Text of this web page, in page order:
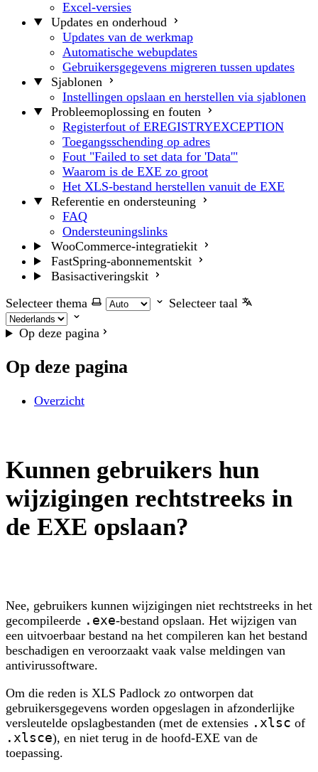
Excel-versies
Updates en onderhoud
Updates van de werkmap
Automatische webupdates
Gebruikersgegevens migreren tussen updates
Sjablonen
Instellingen opslaan en herstellen via sjablonen
Probleemoplossing en fouten
Registerfout of EREGISTRYEXCEPTION
Toegangsschending op adres
Fout "Failed to set data for 'Data'"
Waarom is de EXE zo groot
Het XLS-bestand herstellen vanuit de EXE
Referentie en ondersteuning
FAQ
Ondersteuningslinks
WooCommerce-integratiekit
FastSpring-abonnementskit
Basisactiveringskit
Selecteer thema
Selecteer taal
Op deze pagina
Op deze pagina
Overzicht
Kunnen gebruikers hun
wijzigingen rechtstreeks in
de EXE opslaan?
Nee, gebruikers kunnen wijzigingen niet rechtstreeks in het
gecompileerde .exe-bestand opslaan. Het wijzigen van
een uitvoerbaar bestand na het compileren kan het bestand
beschadigen en veroorzaakt vaak valse meldingen van
antivirussoftware.
Om die reden is XLS Padlock zo ontworpen dat
gebruikersgegevens worden opgeslagen in afzonderlijke
versleutelde opslagbestanden (met de extensies .xlsc of
.xlsce), en niet terug in de hoofd-EXE van de
toepassing.